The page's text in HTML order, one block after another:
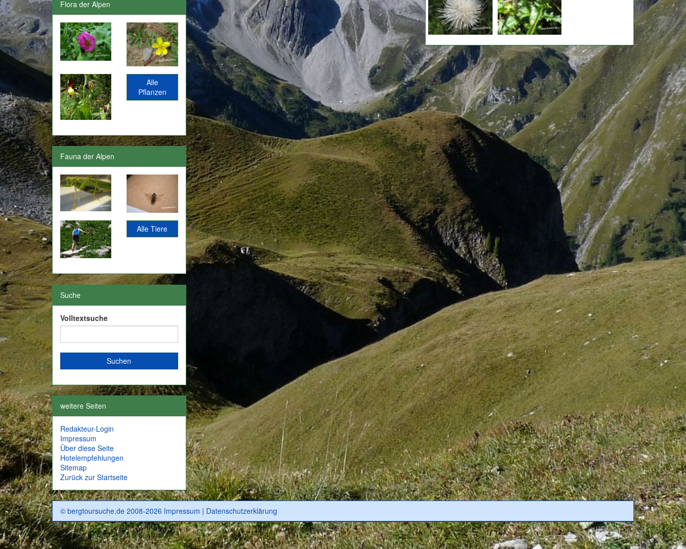
Flora der Alpen
Alle
Pflanzen
Fauna der Alpen
Alle Tiere
Suche
Volltextsuche
weitere Seiten
Redakteur-Login
Impressum
Über diese Seite
Hotelempfehlungen
Sitemap
Zurück zur Startseite
© bergtoursuche.de 2008-2026 Impressum | Datenschutzerklärung